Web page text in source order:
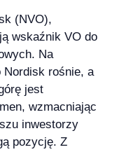
(NVO),
wskaźnik VO do
Na
Nordisk rośnie, a
jest
wzmacniając
inwestorzy
pozycję. Z